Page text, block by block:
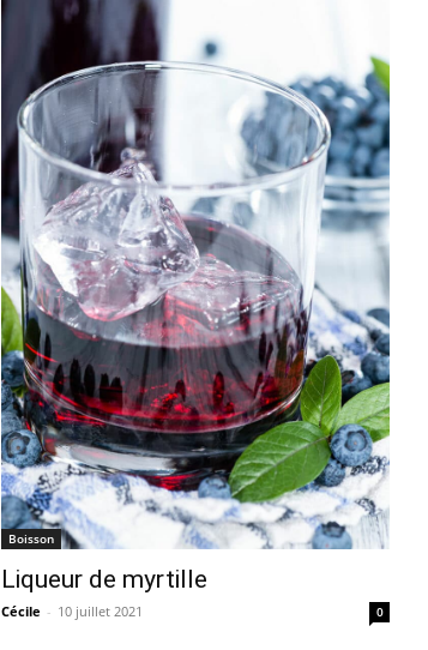
Boisson
Liqueur de myrtille
Cécile - 10 juillet 2021 0